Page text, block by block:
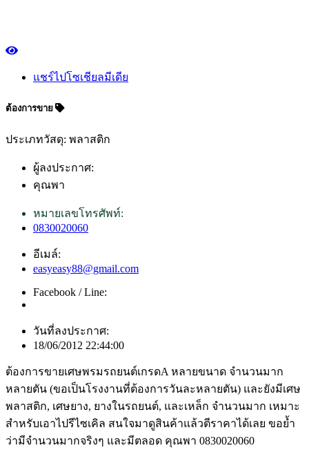
แชร์ไปโซเชียลมีเดีย
ต้องการขาย
ประเภทวัสดุ: พลาสติก
ผู้ลงประกาศ:
คุณพา
หมายเลขโทรศัพท์:
0830020060
อีเมล์:
easyeasy88@gmail.com
Facebook / Line:
วันที่ลงประกาศ:
18/06/2012 22:44:00
ต้องการขายเศษพรมรถยนต์เกรดA หลายขนาด จำนวนมาก
หลายตัน (ขอเป็นโรงงานที่ต้องการวันละหลายตัน) และยังมีเศษ
พลาสติก, เศษยาง, ยางในรถยนต์, และเหล็ก จำนวนมาก เหมาะ
สำหรับเอาไปรีไซเคิล สนใจมาดูสินค้าแล้วตีราคาได้เลย ขอย้ำ
ว่ามีจำนวนมากจริงๆ และมีตลอด คุณพา 0830020060